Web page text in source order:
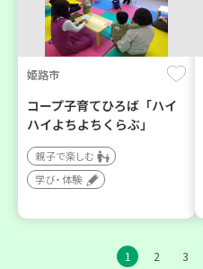
姫路市
コープ子育てひろば「ハイ
ハイよちよちくらぶ」
親子で楽しむ
学び・体験
1 2 3